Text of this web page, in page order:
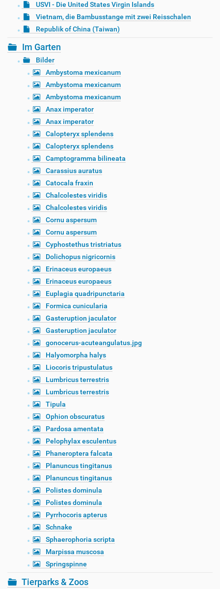
USVI - Die United States Virgin Islands
Vietnam, die Bambusstange mit zwei Reisschalen
Republik of China (Taiwan)
Im Garten
Bilder
Ambystoma mexicanum
Ambystoma mexicanum
Ambystoma mexicanum
Anax imperator
Anax imperator
Calopteryx splendens
Calopteryx splendens
Camptogramma bilineata
Carassius auratus
Catocala fraxin
Chalcolestes viridis
Chalcolestes viridis
Cornu aspersum
Cornu aspersum
Cyphostethus tristriatus
Dolichopus nigricornis
Erinaceus europaeus
Erinaceus europaeus
Euplagia quadripunctaria
Formica cunicularia
Gasteruption jaculator
Gasteruption jaculator
gonocerus-acuteangulatus.jpg
Halyomorpha halys
Liocoris tripustulatus
Lumbricus terrestris
Lumbricus terrestris
Tipula
Ophion obscuratus
Pardosa amentata
Pelophylax esculentus
Phaneroptera falcata
Planuncus tingitanus
Planuncus tingitanus
Polistes dominula
Polistes dominula
Pyrrhocoris apterus
Schnake
Sphaerophoria scripta
Marpissa muscosa
Springspinne
Tierparks & Zoos